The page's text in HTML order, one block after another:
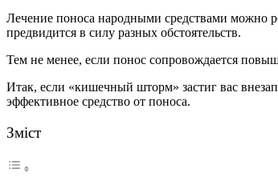
Лечение поноса народными средствами можно
предвидится в силу разных обстоятельств.
Тем не менее, если понос сопровождается
Итак, если «кишечный шторм» застиг вас
эффективное средство от поноса.
Зміст